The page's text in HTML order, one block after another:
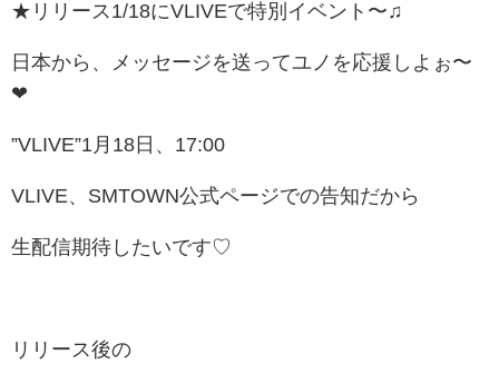
★リリース1/18にVLIVEで特別イベント〜♫
日本から、メッセージを送ってユノを応援しよぉ〜
❤
”VLIVE”1月18日、17:00
VLIVE、SMTOWN公式ページでの告知だから
生配信期待したいです♡
リリース後の